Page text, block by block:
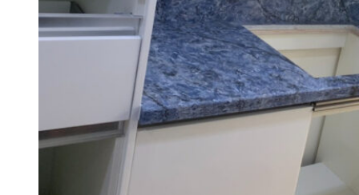
Tổng quan doanh nghiệp